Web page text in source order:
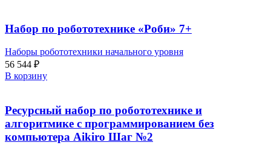
Набор по робототехнике «Роби» 7+
Наборы робототехники начального уровня
56 544 ₽
В корзину
Ресурсный набор по робототехнике и
алгоритмике с программированием без
компьютера Aikiro Шаг №2